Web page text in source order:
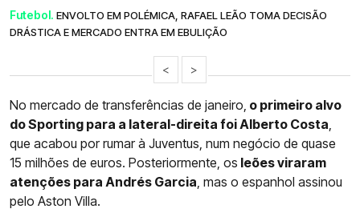
Futebol. ENVOLTO EM POLÉMICA, RAFAEL LEÃO TOMA DECISÃO
DRÁSTICA E MERCADO ENTRA EM EBULIÇÃO
< >
No mercado de transferências de janeiro, o primeiro alvo
do Sporting para a lateral-direita foi Alberto Costa,
que acabou por rumar à Juventus, num negócio de quase
15 milhões de euros. Posteriormente, os leões viraram
atenções para Andrés Garcia, mas o espanhol assinou
pelo Aston Villa.